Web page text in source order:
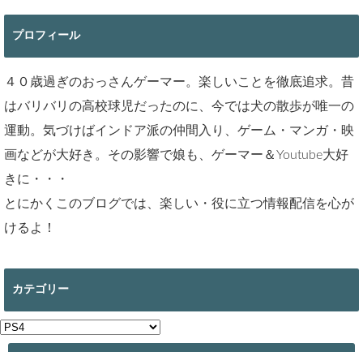
プロフィール
４０歳過ぎのおっさんゲーマー。楽しいことを徹底追求。昔
はバリバリの高校球児だったのに、今では犬の散歩が唯一の
運動。気づけばインドア派の仲間入り、ゲーム・マンガ・映
画などが大好き。その影響で娘も、ゲーマー＆Youtube大好
きに・・・
とにかくこのブログでは、楽しい・役に立つ情報配信を心が
けるよ！
カテゴリー
カ
テ